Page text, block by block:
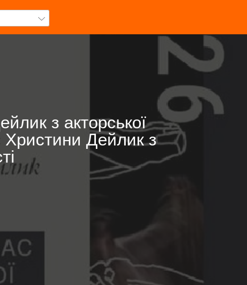
з акторської
Христини Дейлик з